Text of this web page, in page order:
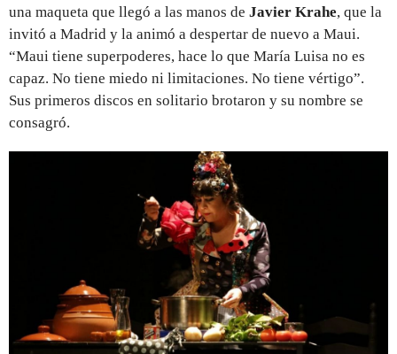
una maqueta que llegó a las manos de Javier Krahe, que la
invitó a Madrid y la animó a despertar de nuevo a Maui.
“Maui tiene superpoderes, hace lo que María Luisa no es
capaz. No tiene miedo ni limitaciones. No tiene vértigo”.
Sus primeros discos en solitario brotaron y su nombre se
consagró.